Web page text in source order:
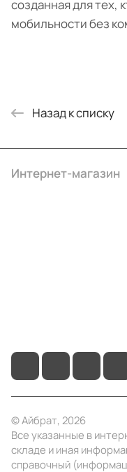
созданная для тех,
мобильности без
Назад к списку
Интернет-магазин
© Айбрат, 2026
Все указанные в
складе и иная
справочный